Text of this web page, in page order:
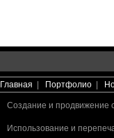
Главная Портфолио
Создание и продвижение
Использование и